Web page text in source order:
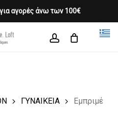
αγορές άνω των 100€
CLOSE
CART
ΓΥΝΑΙΚΕΙΑ
Εμπριμέ
Close